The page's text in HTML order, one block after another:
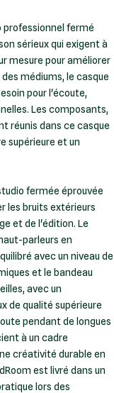
professionnel fermé
sérieux qui exigent à
mesure pour améliorer
médiums, le casque
pour l'écoute,
Les composants,
réunis dans ce casque
supérieure et un
fermée éprouvée
les bruits extérieurs
et de l'édition. Le
parleurs en
avec un niveau de
et le bandeau
avec un
de qualité supérieure
pendant de longues
à un cadre
créativité durable en
est livré dans un
lors des